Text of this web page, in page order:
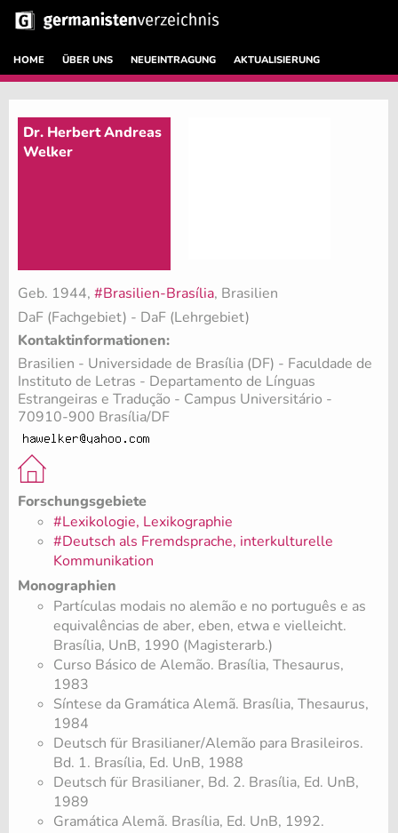
HOME ÜBER UNS NEUEINTRAGUNG AKTUALISIERUNG
Dr. Herbert Andreas
Welker
Geb. 1944, #Brasilien-Brasília, Brasilien
DaF (Fachgebiet) - DaF (Lehrgebiet)
Kontaktinformationen:
Brasilien - Universidade de Brasília (DF) - Faculdade de
Instituto de Letras - Departamento de Línguas
Estrangeiras e Tradução - Campus Universitário -
70910-900 Brasília/DF
Forschungsgebiete
#Lexikologie, Lexikographie
#Deutsch als Fremdsprache, interkulturelle
Kommunikation
Monographien
Partículas modais no alemão e no português e as
equivalências de aber, eben, etwa e vielleicht.
Brasília, UnB, 1990 (Magisterarb.)
Curso Básico de Alemão. Brasília, Thesaurus,
1983
Síntese da Gramática Alemã. Brasília, Thesaurus,
1984
Deutsch für Brasilianer/Alemão para Brasileiros.
Bd. 1. Brasília, Ed. UnB, 1988
Deutsch für Brasilianer, Bd. 2. Brasília, Ed. UnB,
1989
Gramática Alemã. Brasília, Ed. UnB, 1992.